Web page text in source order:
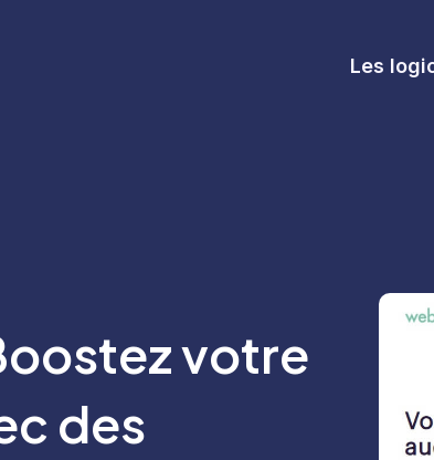
Les
votre
des